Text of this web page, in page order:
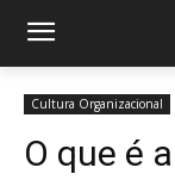
Cultura Organizacional
O que é